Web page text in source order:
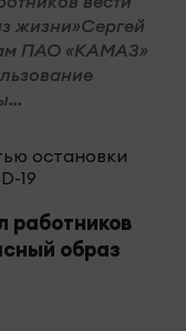
жизни»Сергей
ПАО «КАМАЗ»
работников
образ